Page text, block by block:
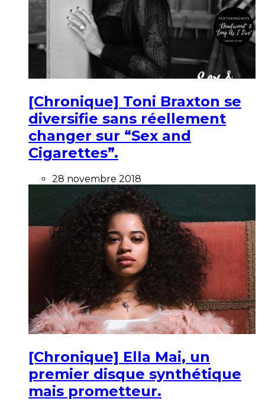
[Chronique] Toni Braxton se
diversifie sans réellement
changer sur “Sex and
Cigarettes”.
28 novembre 2018
[Chronique] Ella Mai, un
premier disque synthétique
mais prometteur.